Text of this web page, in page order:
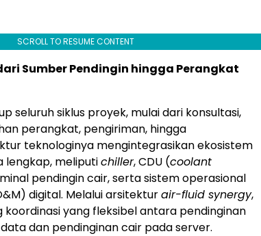
SCROLL TO RESUME CONTENT
Sumber Pendingin hingga Perangkat
seluruh siklus proyek, mulai dari konsultasi,
perangkat, pengiriman, hingga
teknologinya mengintegrasikan ekosistem
lengkap, meliputichiller, CDU (coolant
pendingin cair, serta sistem operasional
digital. Melalui arsitekturair-fluid synergy,
koordinasi yang fleksibel antara pendinginan
dan pendinginan cair pada server.